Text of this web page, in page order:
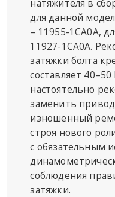
натяжителя в
для данной
– 11955-1CA0A,
11927-1CA0A.
затяжки болта
составляет
настоятельно
заменить
изношенный
строя нового
с обязательным
соблюдения
затяжки.